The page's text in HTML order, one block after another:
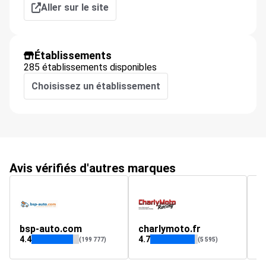
Aller sur le site
Établissements
285 établissements disponibles
Choisissez un établissement
Avis vérifiés d'autres marques
bsp-auto.com
4.4 (199 777)
charlymoto.fr
4.7 (5 595)